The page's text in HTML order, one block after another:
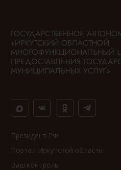
ГОСУДАРСТВЕННОЕ
«ИРКУТСКИЙ ОБЛАСТНОЙ
МНОГОФУНКЦИОНАЛЬНЫЙ
ПРЕДОСТАВЛЕНИЯ
МУНИЦИПАЛЬНЫХ УСЛУГ»
Президент РФ
Портал Иркутской области
Ваш контроль